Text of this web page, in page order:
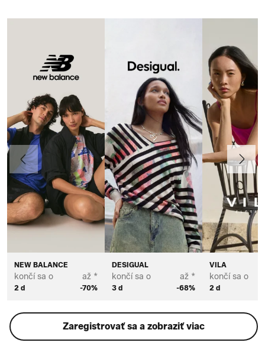
NEW BALANCE
končí sa o
2 d
až *
-70%
DESIGUAL
končí sa o
3 d
až *
-68%
VILA
končí sa o
2 d
Predchádzajúce Ďalej
Zaregistrovať sa a zobraziť viac